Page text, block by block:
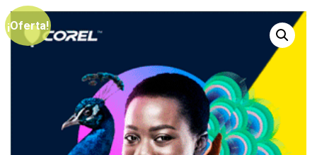
¡Oferta!